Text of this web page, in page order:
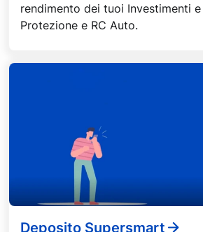
rendimento dei tuoi Investimenti
Protezione e RC Auto.
Deposito Supersmart